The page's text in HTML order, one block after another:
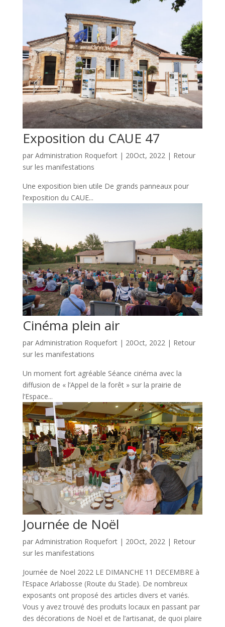
Exposition du CAUE 47
par Administration Roquefort| 20Oct, 2022 | Retour
sur les manifestations
Une exposition bien utile De grands panneaux pour
l’exposition du CAUE...
Cinéma plein air
par Administration Roquefort| 20Oct, 2022 | Retour
sur les manifestations
Un moment fort agréable Séance cinéma avec la
diffusion de « l’Appel de la forêt » sur la prairie de
l’Espace...
Journée de Noël
par Administration Roquefort| 20Oct, 2022 | Retour
sur les manifestations
Journée de Noel 2022 LE DIMANCHE 11 DECEMBRE à
l’Espace Arlabosse (Route du Stade). De nombreux
exposants ont proposé des articles divers et variés.
Vous y avez trouvé des produits locaux en passant par
des décorations de Noël et de l’artisanat, de quoi plaire